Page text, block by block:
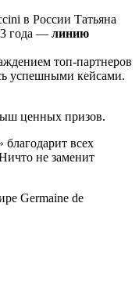
в России Татьяна
года — линию
топ-партнеров
успешными кейсами.
ценных призов.
всех
не заменит
Germaine de